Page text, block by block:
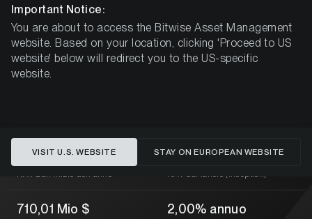
Bitwise
Physical Bitcoin ETP
-28,27%
NAV Dall'inizio dell'anno
490,62%
NAV dal lancio (inception)
710,01 Mio $ 2,00% annuo
Important Notice:
You are about to access the Bitwise Asset Management
website. Based on your location, clicking 'Proceed to US
website' below will redirect you to the US-specific
website.
VISIT U.S. WEBSITE STAY ON EUROPEAN WEBSITE